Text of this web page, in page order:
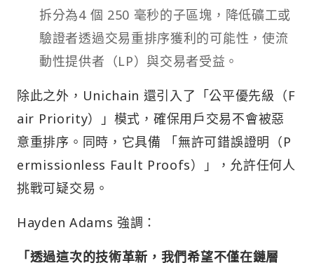
拆分為4 個 250 毫秒的子區塊，降低礦工或
驗證者透過交易重排序獲利的可能性，使流
動性提供者（LP）與交易者受益。
除此之外，Unichain 還引入了「公平優先級（F
air Priority）」模式，確保用戶交易不會被惡
意重排序。同時，它具備 「無許可錯誤證明（P
ermissionless Fault Proofs）」，允許任何人
挑戰可疑交易。
Hayden Adams 強調：
「透過這次的技術革新，我們希望不僅在鏈層